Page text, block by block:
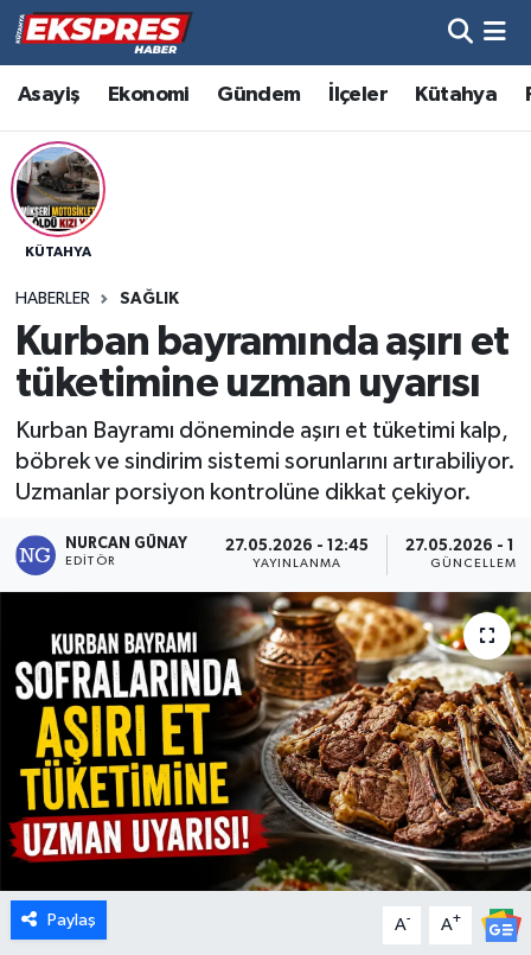
Asayiş Ekonomi Gündem İlçeler Kütahya
KÜTAHYA
HABERLER SAĞLIK
Kurban bayramında aşırı et
tüketimine uzman uyarısı
Kurban Bayramı döneminde aşırı et tüketimi kalp,
böbrek ve sindirim sistemi sorunlarını artırabiliyor.
Uzmanlar porsiyon kontrolüne dikkat çekiyor.
NURCAN GÜNAY
EDITÖR
27.05.2026 - 12:45
YAYINLANMA
27.05.2026 -
GÜNCELLEME
Paylaş A- A+
Altıntaş
Asayiş
Aslanapa
Bölge
Çavdarhisar
Domaniç
Eğitim
Ekonomi
Emet
Foto Galeri
Genel
Hava Durumu
Trafik Durumu
Süper Lig Puan Durumu ve Fikstür
Son Dakika Haberleri
Haber Arşivi